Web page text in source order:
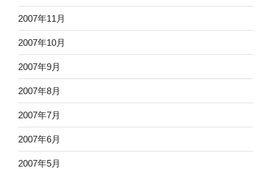
2007年11月
2007年10月
2007年9月
2007年8月
2007年7月
2007年6月
2007年5月